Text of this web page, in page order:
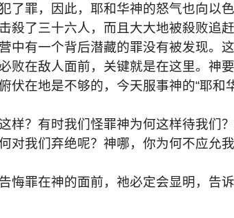
了罪，因此，耶和华神的怒气也向以
殺了三十六人，而且大大地被殺败追赶
中有一个背后潜藏的罪没有被发现。
败在敌人面前，关键就是在这里。神
伏在地是不够的，今天服事神的“耶和
样？有时我们怪罪神为何这样待我们
对我们弃绝呢？神哪，你为何不应允我
悔罪在神的面前，祂必定会显明，告